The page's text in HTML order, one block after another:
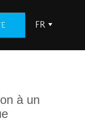
FR
à un